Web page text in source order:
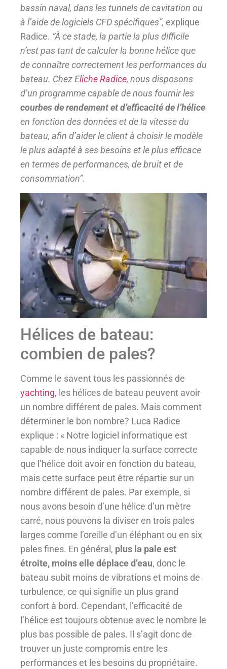
bassin naval, dans les tunnels de cavitation ou
à l’aide de logiciels CFD spécifiques”, explique
Radice. “À ce stade, la partie la plus difficile
n’est pas tant de calculer la bonne hélice que
de connaître correctement les performances du
bateau. Chez Eliche Radice, nous disposons
d’un programme capable de nous fournir les
courbes de rendement et d’efficacité de l’hélice
en fonction des données et de la vitesse du
bateau, afin d’aider le client à choisir le modèle
le plus adapté à ses besoins et le plus efficace
en termes de performances, de bruit et de
consommation”.
Hélices de bateau:
combien de pales?
Comme le savent tous les passionnés de
yachting, les hélices de bateau peuvent avoir
un nombre différent de pales. Mais comment
déterminer le bon nombre? Luca Radice
explique : « Notre logiciel informatique est
capable de nous indiquer la surface correcte
que l’hélice doit avoir en fonction du bateau,
mais cette surface peut être répartie sur un
nombre différent de pales. Par exemple, si
nous avons besoin d’une hélice d’un mètre
carré, nous pouvons la diviser en trois pales
larges comme l’oreille d’un éléphant ou en six
pales fines. En général, plus la pale est
étroite, moins elle déplace d’eau, donc le
bateau subit moins de vibrations et moins de
turbulence, ce qui signifie un plus grand
confort à bord. Cependant, l’efficacité de
l’hélice est toujours obtenue avec le nombre le
plus bas possible de pales. Il s’agit donc de
trouver un juste compromis entre les
performances et les besoins du propriétaire.